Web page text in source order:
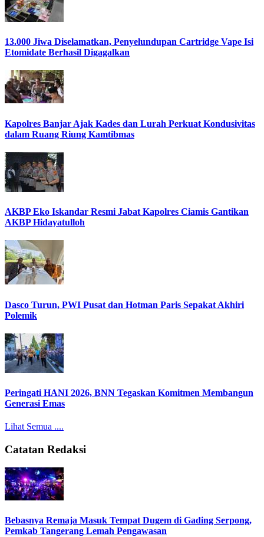
13.000 Jiwa Diselamatkan, Penyelundupan Cartridge Vape Isi
Etomidate Berhasil Digagalkan
Kapolres Banjar Ajak Kades dan Lurah Perkuat Kondusivitas
dalam Ruang Riung Kamtibmas
AKBP Eko Iskandar Resmi Jabat Kapolres Ciamis Gantikan
AKBP Hidayatulloh
Dasco Turun, PWI Pusat dan Hotman Paris Sepakat Akhiri
Polemik
Peringati HANI 2026, BNN Tegaskan Komitmen Membangun
Generasi Emas
Lihat Semua ....
Catatan Redaksi
Bebasnya Remaja Masuk Tempat Dugem di Gading Serpong,
Pemkab Tangerang Lemah Pengawasan